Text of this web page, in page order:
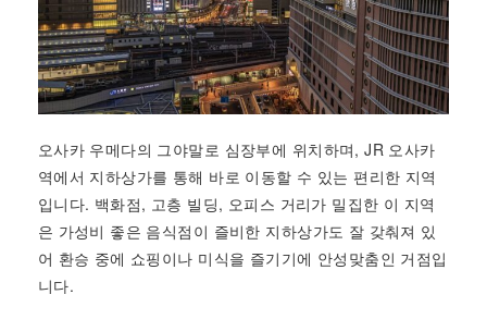
오사카 우메다의 그야말로 심장부에 위치하며, JR 오사카
역에서 지하상가를 통해 바로 이동할 수 있는 편리한 지역
입니다. 백화점, 고층 빌딩, 오피스 거리가 밀집한 이 지역
은 가성비 좋은 음식점이 즐비한 지하상가도 잘 갖춰져 있
어 환승 중에 쇼핑이나 미식을 즐기기에 안성맞춤인 거점입
니다.